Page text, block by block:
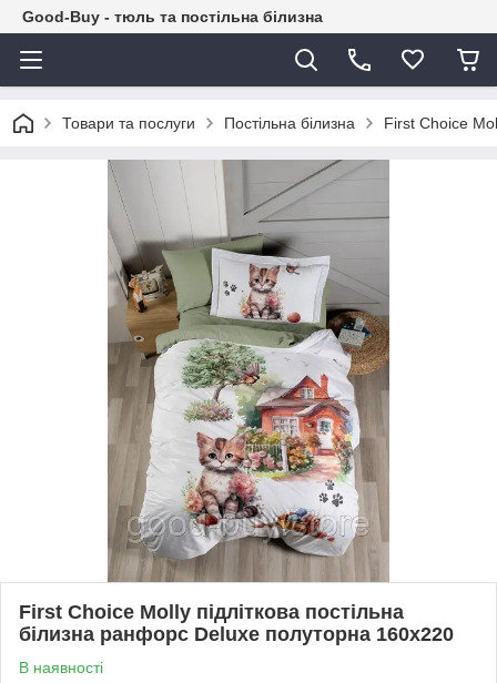
Good-Buy - тюль та постільна білизна
Товари та послуги Постільна білизна First Сhoice
First Сhoice Molly підліткова постільна
білизна ранфорс Deluxe полуторна 160х220
В наявності